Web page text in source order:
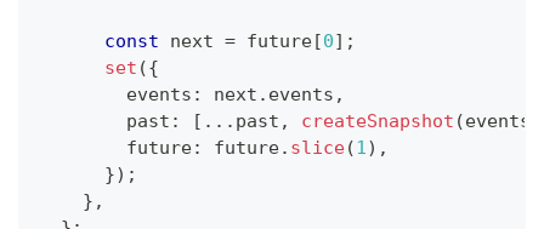
const next = future[0] ;
set ({
        events
: next . events ,
        past
: [ ... past , createSnapshot (events
        future
: future. slice(1) ,
}) ;
} ,